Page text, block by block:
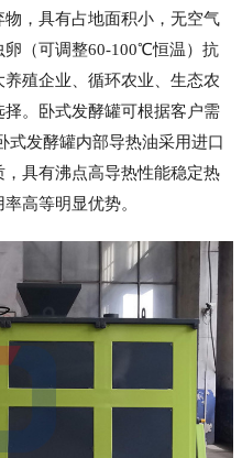
，具有占地面积小，无空气
卵（可调整60-100℃恒温）抗
殖企业、循环农业、生态农
。卧式发酵罐可根据客户需
式发酵罐内部导热油采用进口
具有沸点高导热性能稳定热
高等明显优势。